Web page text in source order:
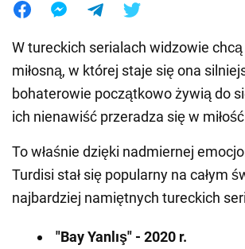
W tureckich serialach widzowie
miłosną, w której staje się ona
bohaterowie początkowo żywią do
ich nienawiść przeradza się w
To właśnie dzięki nadmiernej
Turdisi stał się popularny na całym
najbardziej namiętnych tureckich
"Bay Yanlış" - 2020 r.